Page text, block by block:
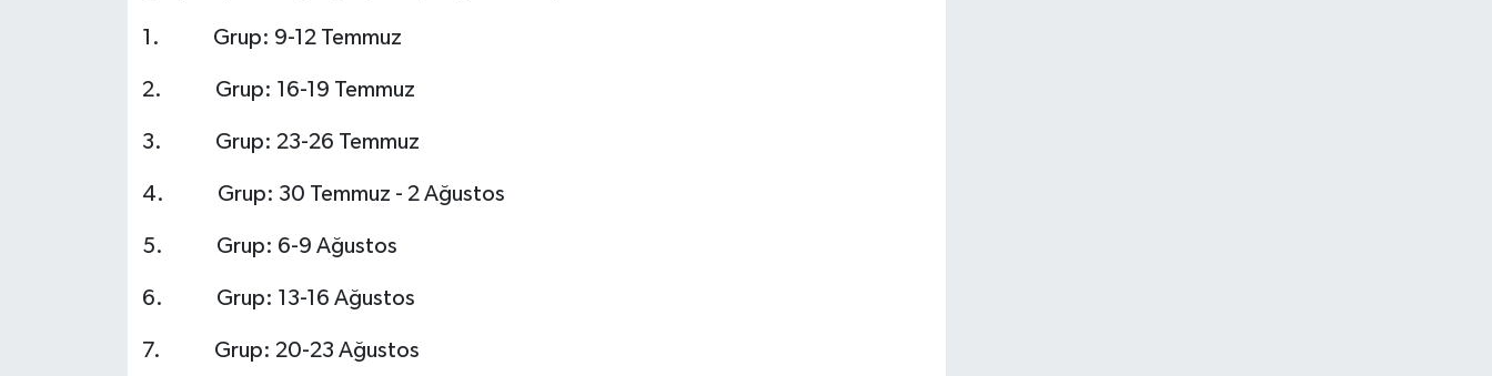
1. Grup: 9-12 Temmuz
2. Grup: 16-19 Temmuz
3. Grup: 23-26 Temmuz
4. Grup: 30 Temmuz - 2 Ağustos
5. Grup: 6-9 Ağustos
6. Grup: 13-16 Ağustos
7. Grup: 20-23 Ağustos